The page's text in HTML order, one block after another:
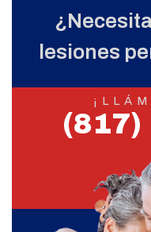
lesiones
(817)